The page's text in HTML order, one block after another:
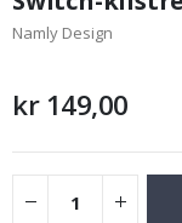
begynnelsen
av
Namly Design
kr 149,00